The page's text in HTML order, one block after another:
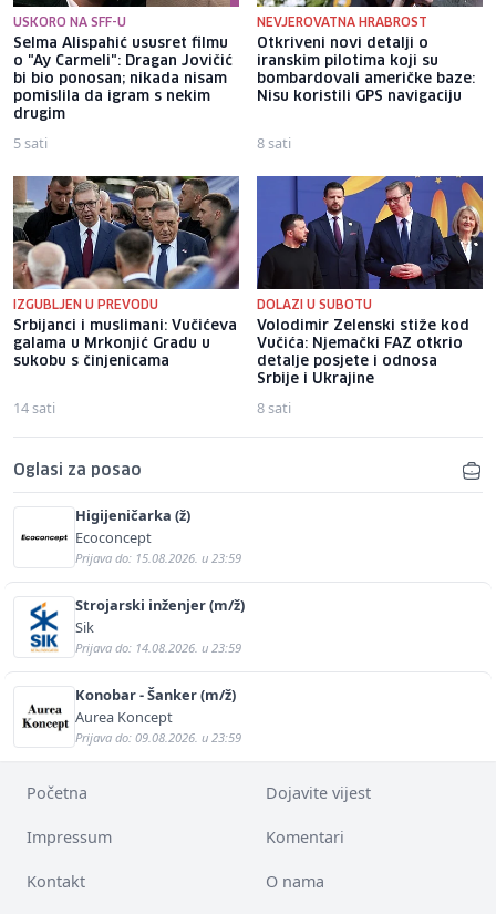
USKORO NA SFF-U
Selma Alispahić ususret filmu
o "Ay Carmeli": Dragan Jovičić
bi bio ponosan; nikada nisam
pomislila da igram s nekim
drugim
5 sati
NEVJEROVATNA HRABROST
Otkriveni novi detalji o
iranskim pilotima koji su
bombardovali američke baze:
Nisu koristili GPS navigaciju
8 sati
IZGUBLJEN U PREVODU
Srbijanci i muslimani: Vučićeva
galama u Mrkonjić Gradu u
sukobu s činjenicama
14 sati
DOLAZI U SUBOTU
Volodimir Zelenski stiže kod
Vučića: Njemački FAZ otkrio
detalje posjete i odnosa
Srbije i Ukrajine
8 sati
Oglasi za posao
Higijeničarka (ž)
Ecoconcept
Prijava do: 15.08.2026. u 23:59
Strojarski inženjer (m/ž)
Sik
Prijava do: 14.08.2026. u 23:59
Konobar - Šanker (m/ž)
Aurea Koncept
Prijava do: 09.08.2026. u 23:59
Početna Dojavite vijest
Impressum Komentari
Kontakt O nama